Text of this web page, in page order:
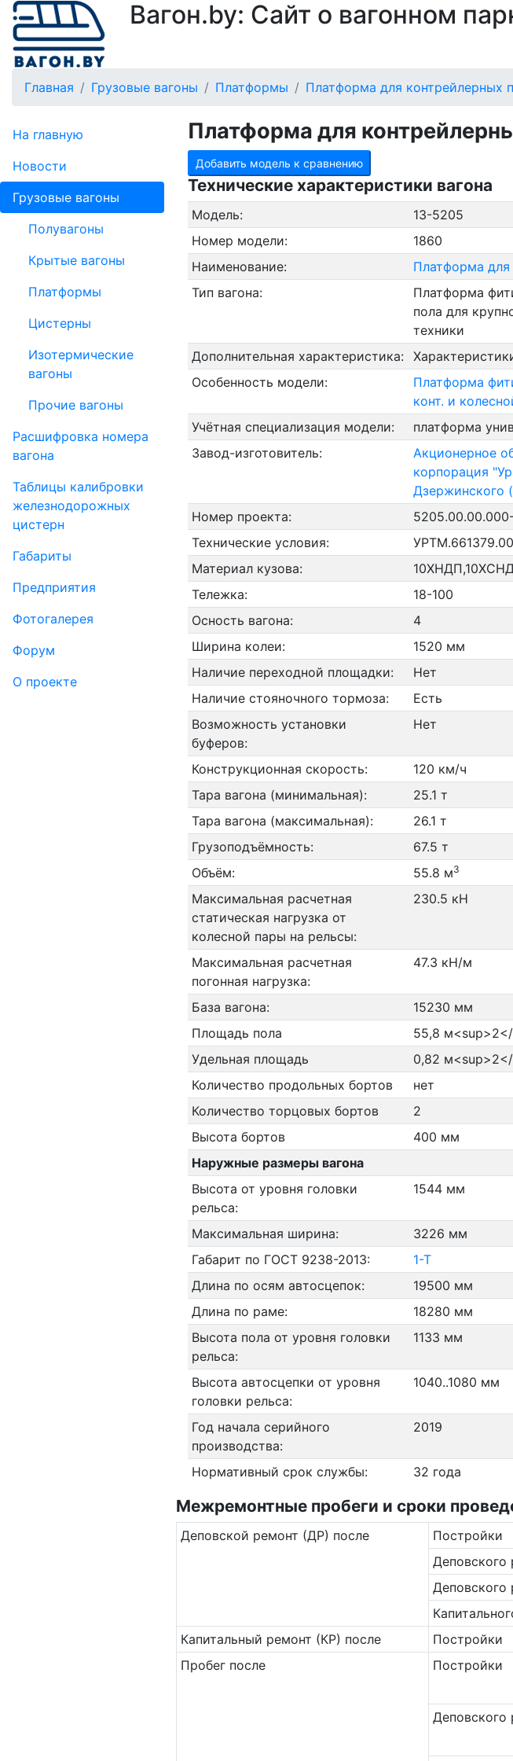
Вагон.by: Сайт о вагонном
Главная Грузовые вагоны Платформы Платформа для контрейлерных
На главную
Новости
Грузовые вагоны
Полувагоны
Крытые вагоны
Платформы
Цистерны
Изотермические
вагоны
Прочие вагоны
Рас­шифров­ка номера
вагона
Таблицы калибровки
же­лезно­дорожных
цистерн
Габариты
Пред­прия­тия
Фо­то­га­ле­рея
Форум
О проекте
Платформа для
Добавить модель к сравнению
Технические характеристики вагона
Модель:
13-5205
Номер модели:
1860
Наименование:
Платформа для
Тип вагона:
Платформа
пола для
техники
Дополнительная характеристика:
Особенность модели:
Платформа
конт. и
Учётная специализация модели:
платформа
Завод-изготовитель:
Акционерное
корпорация
Дзержинского
Номер проекта:
Технические условия:
Материал кузова:
Тележка:
18-100
Осность вагона:
4
Ширина колеи:
1520 мм
Наличие переходной площадки:
Нет
Наличие стояночного тормоза:
Есть
Возможность установки
буферов:
Нет
Конструкционная скорость:
120 км/ч
Тара вагона (минимальная):
25.1 т
Тара вагона (максимальная):
26.1 т
Грузоподъёмность:
67.5 т
Объём:
55.8 м3
Максимальная расчетная
статическая нагрузка от
колесной пары на рельсы:
230.5 кН
Максимальная расчетная
погонная нагрузка:
47.3 кН/м
База вагона:
15230 мм
Площадь пола
55,8
Удельная площадь
0,82
Количество продольных бортов
нет
Количество торцовых бортов
2
Высота бортов
400 мм
Наружные размеры вагона
Высота от уровня головки
рельса:
1544 мм
Максимальная ширина:
3226 мм
Габарит по ГОСТ 9238-2013:
1-Т
Длина по осям автосцепок:
19500 мм
Длина по раме:
18280 мм
Высота пола от уровня головки
рельса:
1133 мм
Высота автосцепки от уровня
головки рельса:
1040..1080 мм
Год начала серийного
производства:
2019
Нормативный срок службы: 32 года
Межремонтные пробеги и сроки
Де­повс­кой ремонт (ДР) после Постройки
Деповского
Деповского
Ка­пи­таль­ный ремонт (КР) после
Постройки
Пробег после
Постройки
Деповского